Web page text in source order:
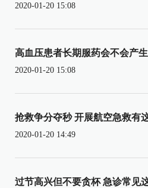
2020-01-20 15:08
高血压患者长期服药会不会产
2020-01-20 15:08
抢救争分夺秒 开展航空急救有
2020-01-20 14:49
过节高兴但不要贪杯 急诊常见